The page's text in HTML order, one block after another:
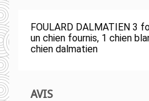
FOULARD DALMATIEN 3
un chien fournis, 1 chien
chien dalmatien
AVIS